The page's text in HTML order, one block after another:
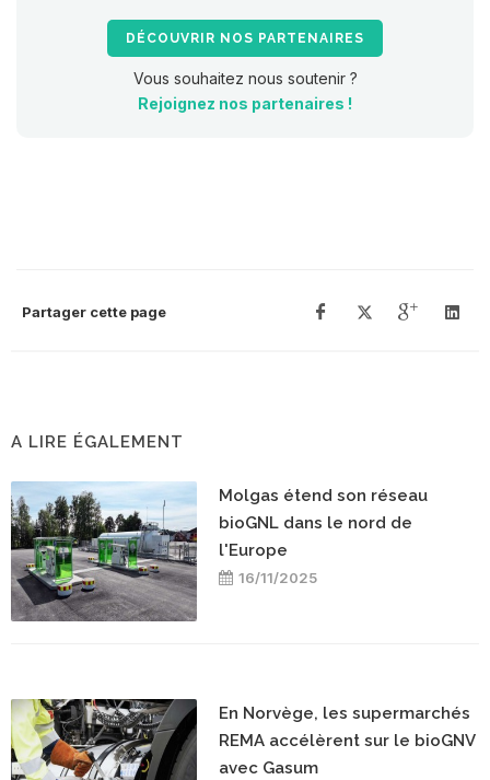
DÉCOUVRIR NOS PARTENAIRES
Vous souhaitez nous soutenir ?
Rejoignez nos partenaires !
Partager cette page
A LIRE ÉGALEMENT
Molgas étend son réseau
bioGNL dans le nord de
l'Europe
16/11/2025
En Norvège, les supermarchés
REMA accélèrent sur le bioGNV
avec Gasum